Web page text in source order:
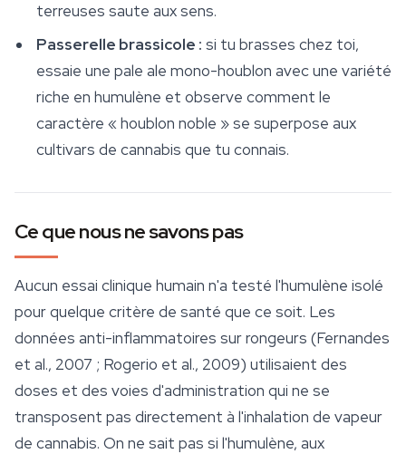
terreuses saute aux sens.
Passerelle brassicole : si tu brasses chez toi,
essaie une pale ale mono-houblon avec une variété
riche en humulène et observe comment le
caractère « houblon noble » se superpose aux
cultivars de cannabis que tu connais.
Ce que nous ne savons pas
Aucun essai clinique humain n'a testé l'humulène isolé
pour quelque critère de santé que ce soit. Les
données anti-inflammatoires sur rongeurs (Fernandes
et al., 2007 ; Rogerio et al., 2009) utilisaient des
doses et des voies d'administration qui ne se
transposent pas directement à l'inhalation de vapeur
de cannabis. On ne sait pas si l'humulène, aux